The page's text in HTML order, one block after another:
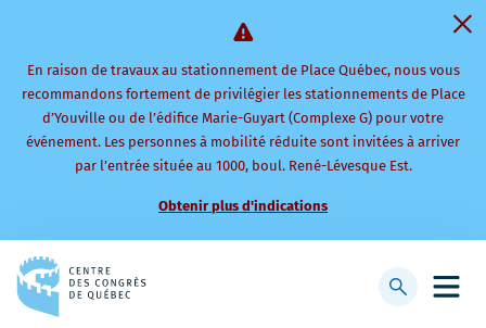
En raison de travaux au stationnement de Place Québec, nous vous
recommandons fortement de privilégier les stationnements de Place
d’Youville ou de l’édifice Marie-Guyart (Complexe G) pour votre
événement. Les personnes à mobilité réduite sont invitées à arriver
par l’entrée située au 1000, boul. René-Lévesque Est.
Obtenir plus d'indications
à
Afficher